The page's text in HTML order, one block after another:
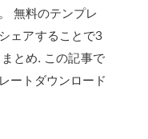
無料のテンプレ
ェアすることで3
とめ. この記事で
ートダウンロード